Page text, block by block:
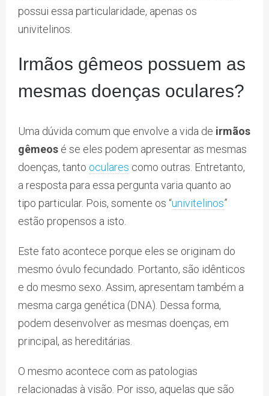
possui essa particularidade, apenas os
univitelinos.
Irmãos gêmeos possuem as
mesmas doenças oculares?
Uma dúvida comum que envolve a vida de irmãos
gêmeos é se eles podem apresentar as mesmas
doenças, tanto oculares como outras. Entretanto,
a resposta para essa pergunta varia quanto ao
tipo particular. Pois, somente os “univitelinos”
estão propensos a isto.
Este fato acontece porque eles se originam do
mesmo óvulo fecundado. Portanto, são idênticos
e do mesmo sexo. Assim, apresentam também a
mesma carga genética (DNA). Dessa forma,
podem desenvolver as mesmas doenças, em
principal, as hereditárias.
O mesmo acontece com as patologias
relacionadas à visão. Por isso, aquelas que são